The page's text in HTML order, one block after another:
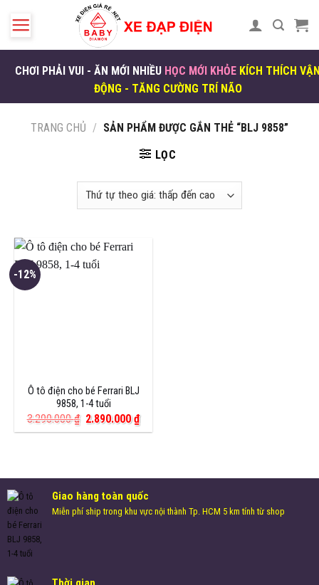
CHƠI PHẢI VUI - ĂN MỚI NHIỀU HỌC MỚI KHỎE KÍCH THÍCH
ĐỘNG - TĂNG CƯỜNG TRÍ NÃO
TRANG CHỦ / SẢN PHẨM ĐƯỢC GẮN THẺ “BLJ 9858”
LỌC
-12%
Ô tô điện cho bé Ferrari BLJ
9858, 1-4 tuổi
3.290.000₫ Giá
gốc
2.890.000₫Giá
hiện
Giao hàng toàn quốc
Miễn phí ship trong khu vực nội thành Tp. HCM 5 km tính từ shop